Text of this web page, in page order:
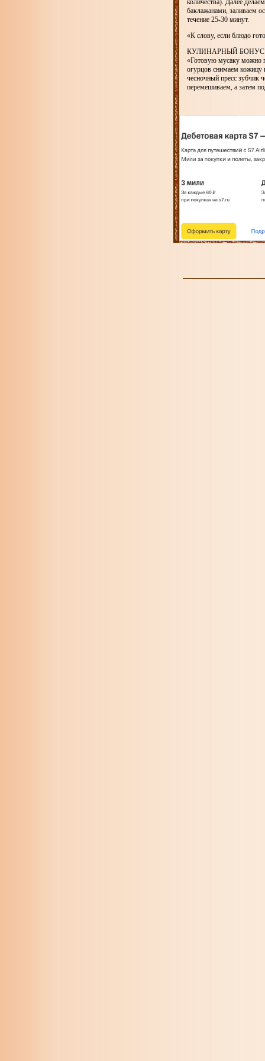
количества). Далее
баклажанами, заливаем
течение 25-30 минут.
«К слову, если блюдо
КУЛИНАРНЫЙ
«Готовую мусаку можно
огурцов снимаем кожицу
чесночный пресс зубчик
перемешиваем, а затем